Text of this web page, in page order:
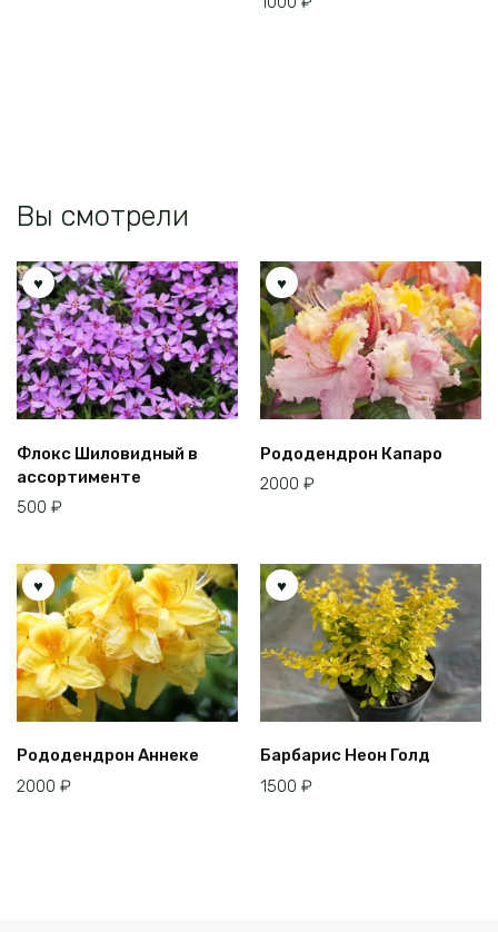
Вы смотрели
Флокс Шиловидный в
ассортименте
500 ₽
Рододендрон Капаро
2000 ₽
Рододендрон Аннеке
2000 ₽
Барбарис Неон Голд
1500 ₽